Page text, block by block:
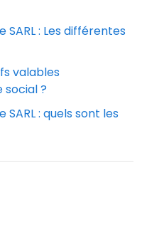
: Les différentes
valables
?
: quels sont les